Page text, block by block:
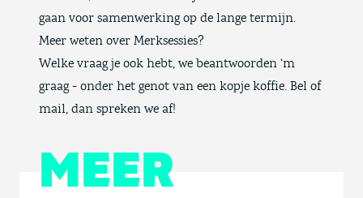
gaan voor samenwerking op de lange termijn.
Meer weten over Merksessies?
Welke vraag je ook hebt, we beantwoorden ‘m
graag - onder het genot van een kopje koffie. Bel of
mail, dan spreken we af!
MEER